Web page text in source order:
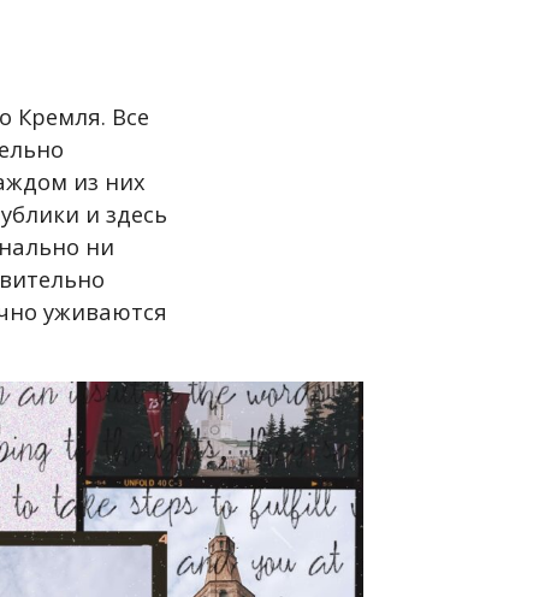
Кремля. Все
из них
и здесь
ни
уживаются